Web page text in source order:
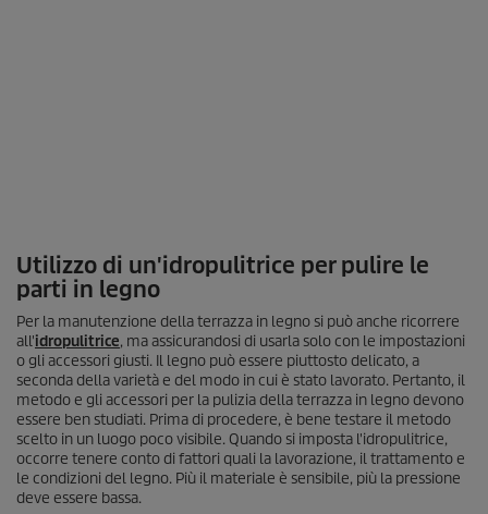
c
o
n
i
d
i
0
s
e
c
o
n
d
i
Utilizzo di un'idropulitrice per pulire le
parti in legno
Per la manutenzione della terrazza in legno si può anche ricorrere
all'idropulitrice, ma assicurandosi di usarla solo con le impostazioni
o gli accessori giusti. Il legno può essere piuttosto delicato, a
seconda della varietà e del modo in cui è stato lavorato. Pertanto, il
metodo e gli accessori per la pulizia della terrazza in legno devono
essere ben studiati. Prima di procedere, è bene testare il metodo
scelto in un luogo poco visibile. Quando si imposta l'idropulitrice,
occorre tenere conto di fattori quali la lavorazione, il trattamento e
le condizioni del legno. Più il materiale è sensibile, più la pressione
deve essere bassa.